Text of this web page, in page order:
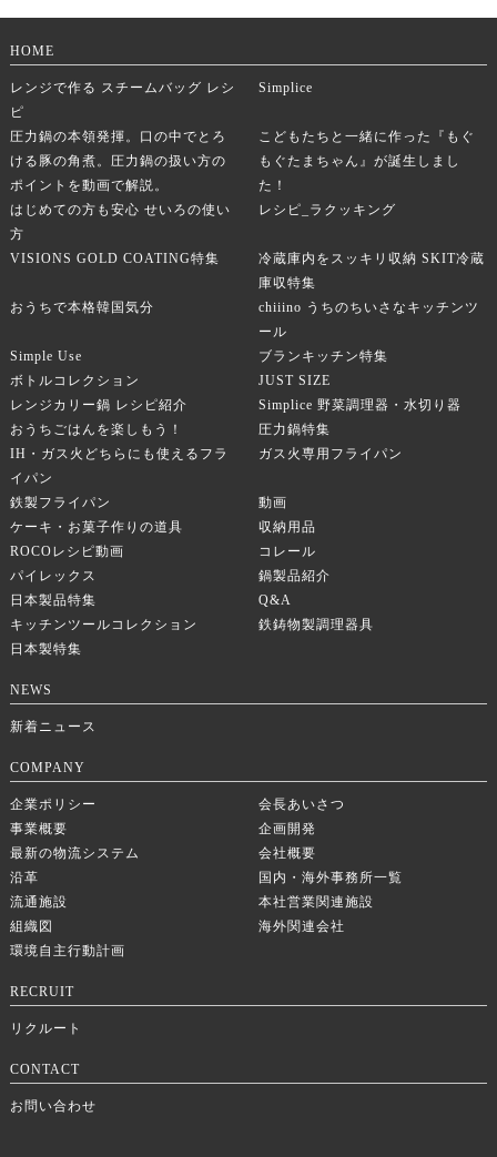
HOME
レンジで作る スチームバッグ レシ
ピ
Simplice
圧力鍋の本領発揮。口の中でとろ
ける豚の角煮。圧力鍋の扱い方の
ポイントを動画で解説。
こどもたちと一緒に作った『もぐ
もぐたまちゃん』が誕生しまし
た！
はじめての方も安心 せいろの使い
方
レシピ_ラクッキング
VISIONS GOLD COATING特集
冷蔵庫内をスッキリ収納 SKIT冷蔵
庫収特集
おうちで本格韓国気分
chiiino うちのちいさなキッチンツ
ール
Simple Use
ブランキッチン特集
ボトルコレクション
JUST SIZE
レンジカリー鍋 レシピ紹介
Simplice 野菜調理器・水切り器
おうちごはんを楽しもう！
圧力鍋特集
IH・ガス火どちらにも使えるフラ
イパン
ガス火専用フライパン
鉄製フライパン
動画
ケーキ・お菓子作りの道具
収納用品
ROCOレシピ動画
コレール
パイレックス
鍋製品紹介
日本製品特集
Q&A
キッチンツールコレクション
鉄鋳物製調理器具
日本製特集
NEWS
新着ニュース
COMPANY
企業ポリシー
会長あいさつ
事業概要
企画開発
最新の物流システム
会社概要
沿革
国内・海外事務所一覧
流通施設
本社営業関連施設
組織図
海外関連会社
環境自主行動計画
RECRUIT
リクルート
CONTACT
お問い合わせ